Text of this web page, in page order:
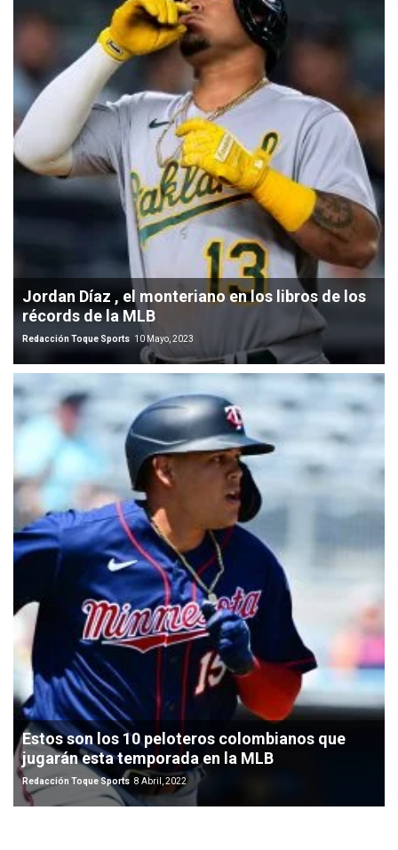
Jordan Díaz , el monteriano en los libros de los
récords de la MLB
Redacción Toque Sports 10 Mayo, 2023
Estos son los 10 peloteros colombianos que
jugarán esta temporada en la MLB
Redacción Toque Sports 8 Abril, 2022